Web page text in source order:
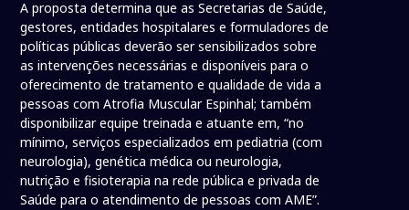
A proposta determina que as Secretarias de Saúde,
gestores, entidades hospitalares e formuladores de
políticas públicas deverão ser sensibilizados sobre
as intervenções necessárias e disponíveis para o
oferecimento de tratamento e qualidade de vida a
pessoas com Atrofia Muscular Espinhal; também
disponibilizar equipe treinada e atuante em, “no
mínimo, serviços especializados em pediatria (com
neurologia), genética médica ou neurologia,
nutrição e fisioterapia na rede pública e privada de
Saúde para o atendimento de pessoas com AME”.